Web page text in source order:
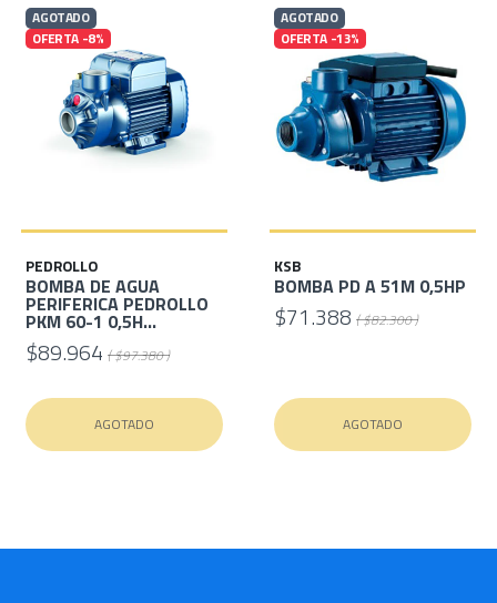
AGOTADO
OFERTA -8%
PEDROLLO
BOMBA DE AGUA
PERIFERICA PEDROLLO
PKM 60-1 0,5H...
$89.964 ( $97.380 )
AGOTADO
AGOTADO
OFERTA -13%
KSB
BOMBA PD A 51M 0,5HP
$71.388 ( $82.300 )
AGOTADO